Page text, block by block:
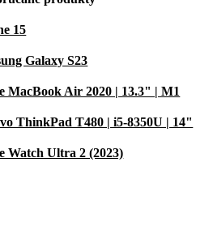
15
Galaxy S23
MacBook Air 2020 | 13.3" | M1
ThinkPad T480 | i5-8350U | 14"
Watch Ultra 2 (2023)